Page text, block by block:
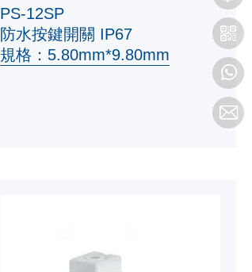
PS-12SP
防水按鍵開關 IP67
規格：5.80mm*9.80mm